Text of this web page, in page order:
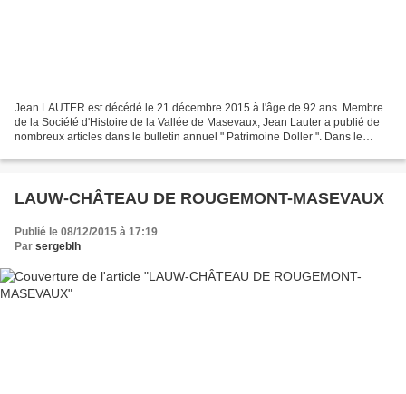
Jean LAUTER est décédé le 21 décembre 2015 à l'âge de 92 ans. Membre
de la Société d'Histoire de la Vallée de Masevaux, Jean Lauter a publié de
nombreux articles dans le bulletin annuel " Patrimoine Doller ". Dans le
LAUW-CHÂTEAU DE ROUGEMONT-MASEVAUX
Publié le 08/12/2015 à 17:19
Par sergeblh